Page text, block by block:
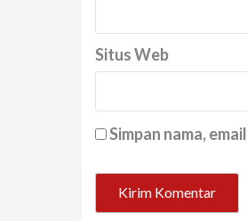
Situs Web
Simpan nama,